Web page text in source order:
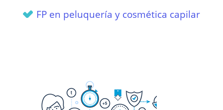
FP en peluquería y cosmética capilar